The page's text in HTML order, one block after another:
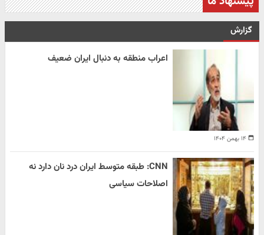
گزارش
۱۴ بهمن ۱۴۰۴
اعراب منطقه به دنبال ایران ضعیف
CNN: طبقه متوسط ایران درد نان دارد نه
اصلاحات سیاسی